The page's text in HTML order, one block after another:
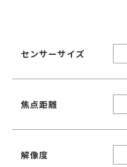
センサーサイズ
焦点距離
解像度